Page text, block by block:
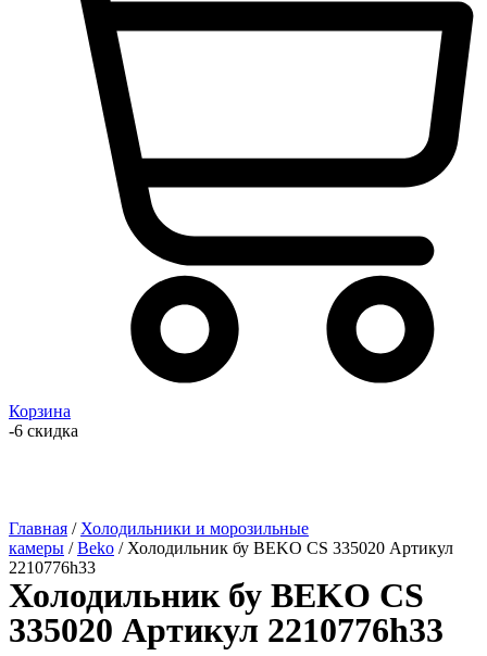
Корзина
-6 скидка
Главная / Холодильники и морозильные
камеры /Beko / Холодильник бу BEKO CS 335020 Артикул
2210776h33
Холодильник бу BEKO CS
335020 Артикул 2210776h33